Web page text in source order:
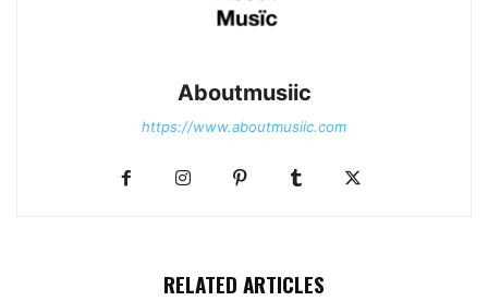
Aboutmusiic
https://www.aboutmusiic.com
RELATED ARTICLES